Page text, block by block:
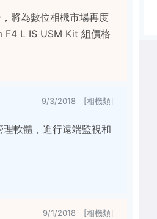
將為數位相機市場再度
F4 L IS USM Kit 組價格
9/3/2018 [相機類]
軟體，進行遠端監視和
9/1/2018 [相機類]